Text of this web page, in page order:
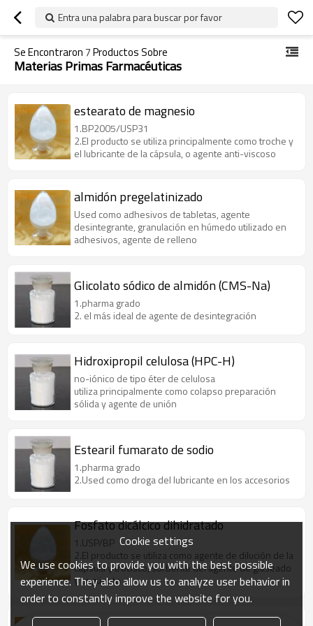
Entra una palabra para buscar por favor
Se Encontraron7Productos Sobre
Materias Primas Farmacéuticas
estearato de magnesio
1.BP2005/USP31
2.El producto se utiliza principalmente como troche y
el lubricante de la cápsula, o agente anti-viscoso
almidón pregelatinizado
Used como adhesivos de tabletas, agente
desintegrante, granulación en húmedo utilizado en
adhesivos, agente de relleno
Glicolato sódico de almidón (CMS-Na)
1.pharma grado
2. el más ideal de agente de desintegración
Hidroxipropil celulosa (HPC-H)
no-iónico de tipo éter de celulosa
utiliza principalmente como colapso preparación
sólida y agente de unión
Estearil fumarato de sodio
1.pharma grado
2.Used como droga del lubricante en los accesorios
Fosfato dicálcico dihidratado
1.USP/BP
2.El producto se utiliza como agente de dilución de la
cápsula y trocisco, sorbente del agente de glaseado
y ungüento
Cookie settings
We use cookies to provide you with the best possible
experience. They also allow us to analyze user behavior in
order to constantly improve the website for you.